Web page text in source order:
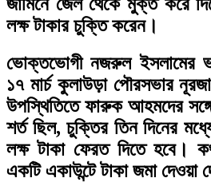
লক্ষ টাকার চুক্তি করেন।
ভোক্তভোগী নজরুল ইসলামের
১৭ মার্চ কুলাউড়া পৌরসভার
উপস্থিতিতে ফারুক আহমদের
শর্ত ছিল, চুক্তির তিন দিনের
লক্ষ টাকা ফেরত দিতে হবে।
একটি একাউন্টে টাকা জমা